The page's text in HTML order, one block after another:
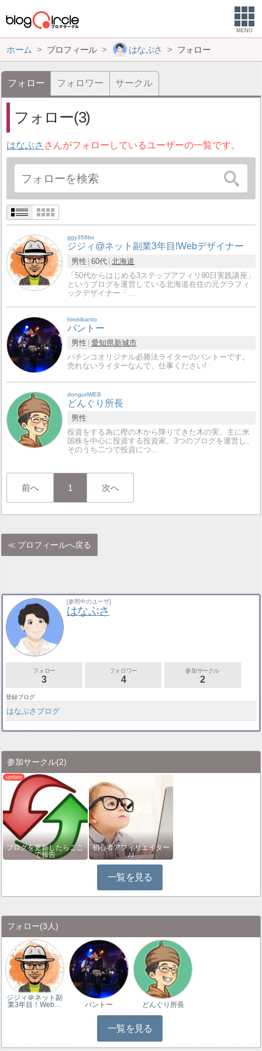
MENU
ホーム プロフィール はなぶさ フォロー
フォロー フォロワー サークル
フォロー(3)
はなぶさ さんがフォローしているユーザーの一覧です。
ggy358bs
ジジィ@ネット副業3年目!Webデザイナー
男性 60代 北海道
「50代からはじめる3ステップアフィリ90日実践講座」
というブログを運営している北海道在住の元グラフィ
ックデザイナー「…
hirokibanto
バントー
男性 愛知県新城市
パチンコオリジナル必勝法ライターのバントーです。
売れないライターなんで、仕事ください!
donguriWEB
どんぐり所長
男性
投資をする為に樫の木から降りてきた木の実。主に米
国株を中心に投資する投資家。3つのブログを運営し、
そのうち二つで投資につ…
前へ 1 次へ
プロフィールへ戻る
[参照中のユーザ]
はなぶさ
フォロー
3
フォロワー
4
参加サークル
2
登録ブログ
はなぶさブログ
参加サークル(2)
ブログを更新したらここ
で報告
初心者アフィリエイター
♪♪
一覧を見る
フォロー(3人)
ジジィ＠ネット副
業3年目！Web…
バントー どんぐり所長
一覧を見る